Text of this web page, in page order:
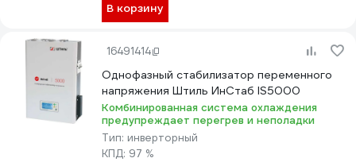
В корзину
16491414
Однофазный стабилизатор переменного
напряжения Штиль ИнСтаб IS5000
Комбинированная система охлаждения
предупреждает перегрев и неполадки
Тип: инверторный
КПД: 97 %